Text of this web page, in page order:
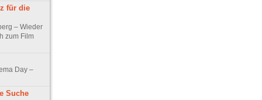
für die
– Wieder
zum Film
Day –
Suche